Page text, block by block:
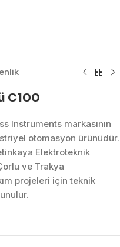
C100
Instruments markasının
otomasyon ürünüdür.
Elektroteknik
ve Trakya
projeleri için teknik